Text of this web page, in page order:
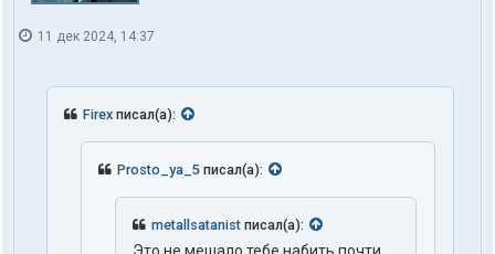
11 дек 2024, 14:37
Firex писал(а):
Prosto_ya_5 писал(а):
metallsatanist писал(а):
Это не мешало тебе набить почти